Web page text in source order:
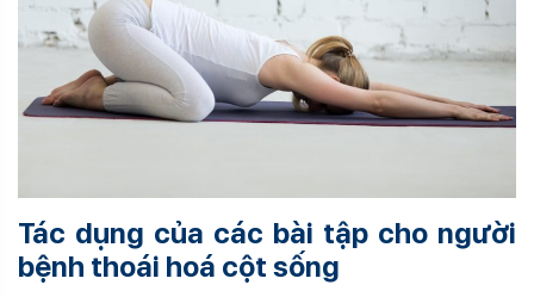
Tác dụng của các bài tập cho người
bệnh thoái hoá cột sống